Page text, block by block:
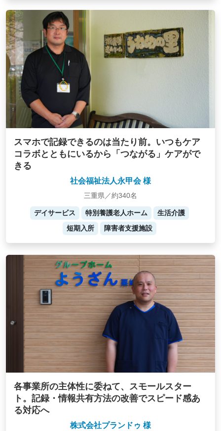
スマホで記録できるのは当たり前。いつもケア
コラボとともにいるから「つながる」ケアがで
きる
社会福祉法人永甲会 様
三重県／約340名
デイサービス 特別養護老人ホーム
生活介護
短期入所
障害者支援施設
各事業所の主体性に委ねて、スモールスター
ト。記録・情報共有方法の改善でスピード感あ
る対応へ
株式会社プランドゥ 様